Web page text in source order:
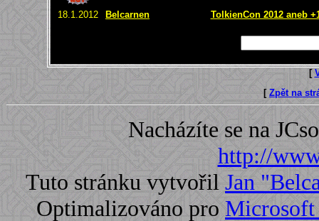
18.1.2012
Belcarnen TolkienCon 2012 aneb
[
[ Zpět na
Nacházíte se na
http://
Tuto stránku vytvořil Jan
Optimalizováno pro